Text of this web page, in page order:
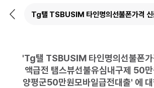
뒤
'Tg탤 TSBUSIM 타인명의선불폰가
액급전 탬스뷰선불유심내구제 50
양평군50만원모바일급전대출' 에